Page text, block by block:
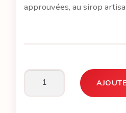
approuvées, au sirop
quantité